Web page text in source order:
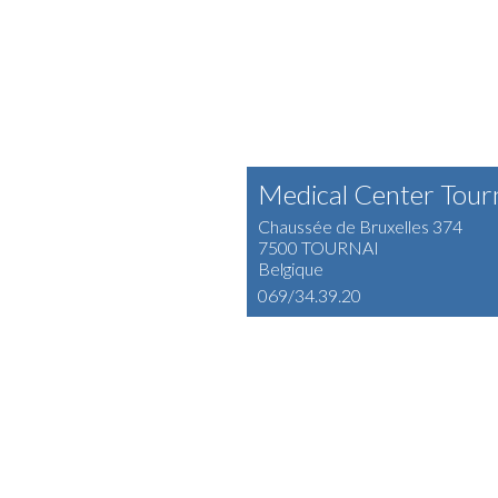
Medical Center
Chaussée de Bruxelles 374
7500 TOURNAI
Belgique
069/34.39.20